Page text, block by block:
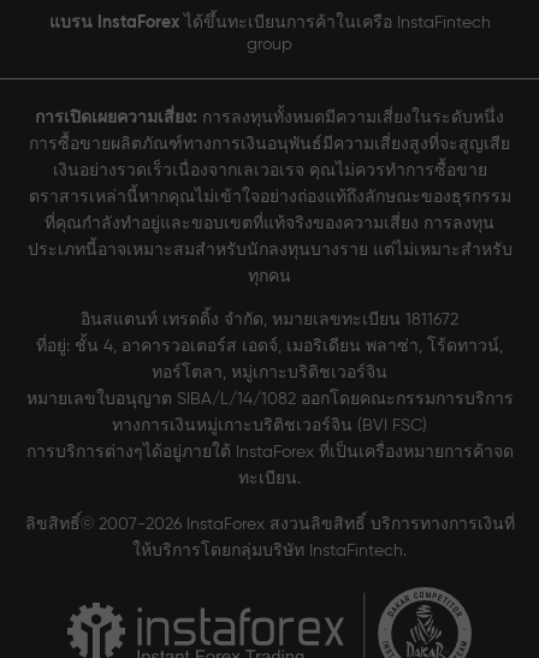
แบรน InstaForexได้ขึ้นทะเบียนการค้าในเครือ InstaFintech
group
การเปิดเผยความเสี่ยง: การลงทุนทั้งหมดมีความเสี่ยงในระดับหนึ่ง
การซื้อขายผลิตภัณฑ์ทางการเงินอนุพันธ์มีความเสี่ยงสูงที่จะสูญเสีย
เงินอย่างรวดเร็วเนื่องจากเลเวอเรจ คุณไม่ควรทำการซื้อขาย
ตราสารเหล่านี้หากคุณไม่เข้าใจอย่างถ่องแท้ถึงลักษณะของธุรกรรม
ที่คุณกำลังทำอยู่และขอบเขตที่แท้จริงของความเสี่ยง การลงทุน
ประเภทนี้อาจเหมาะสมสำหรับนักลงทุนบางราย แต่ไม่เหมาะสำหรับ
ทุกคน
อินสแตนท์ เทรดดิ้ง จำกัด, หมายเลขทะเบียน 1811672
ที่อยู่: ชั้น 4, อาคารวอเตอร์ส เอดจ์, เมอริเดียน พลาซ่า, โร้ดทาวน์,
ทอร์โตลา, หมู่เกาะบริติชเวอร์จิน
หมายเลขใบอนุญาต SIBA/L/14/1082 ออกโดยคณะกรรมการบริการ
ทางการเงินหมู่เกาะบริติชเวอร์จิน (BVI FSC)
การบริการต่างๆได้อยู่ภายใต้ InstaForex ที่เป็นเครื่องหมายการค้าจด
ทะเบียน.
ลิขสิทธิ์© 2007-2026 InstaForex สงวนลิขสิทธิ์ บริการทางการเงินที่
ให้บริการโดยกลุ่มบริษัท InstaFintech.